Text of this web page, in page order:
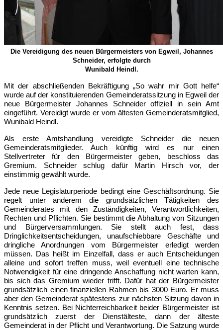
Die Vereidigung des neuen Bürgermeisters von Egweil, Johannes
Schneider, erfolgte durch
Wunibald Heindl.
Mit der abschließenden Bekräftigung „So wahr mir Gott helfe“
wurde auf der konstituierenden Gemeinderatssitzung in Egweil der
neue Bürgermeister Johannes Schneider offiziell in sein Amt
eingeführt. Vereidigt wurde er vom ältesten Gemeinderatsmitglied,
Wunibald Heindl.
Als erste Amtshandlung vereidigte Schneider die neuen
Gemeinderatsmitglieder. Auch künftig wird es nur einen
Stellvertreter für den Bürgermeister geben, beschloss das
Gremium. Schneider schlug dafür Martin Hirsch vor, der
einstimmig gewählt wurde.
Jede neue Legislaturperiode bedingt eine Geschäftsordnung. Sie
regelt unter anderem die grundsätzlichen Tätigkeiten des
Gemeinderates mit den Zuständigkeiten, Verantwortlichkeiten,
Rechten und Pflichten. Sie bestimmt die Abhaltung von Sitzungen
und Bürgerversammlungen. Sie stellt auch fest, dass
Dringlichkeitsentscheidungen, unaufschiebbare Geschäfte und
dringliche Anordnungen vom Bürgermeister erledigt werden
müssen. Das heißt im Einzelfall, dass er auch Entscheidungen
alleine und sofort treffen muss, weil eventuell eine technische
Notwendigkeit für eine dringende Anschaffung nicht warten kann,
bis sich das Gremium wieder trifft. Dafür hat der Bürgermeister
grundsätzlich einen finanziellen Rahmen bis 3000 Euro. Er muss
aber den Gemeinderat spätestens zur nächsten Sitzung davon in
Kenntnis setzen. Bei Nichterreichbarkeit beider Bürgermeister ist
grundsätzlich zuerst der Dienstälteste, dann der älteste
Gemeinderat in der Pflicht und Verantwortung. Die Satzung wurde